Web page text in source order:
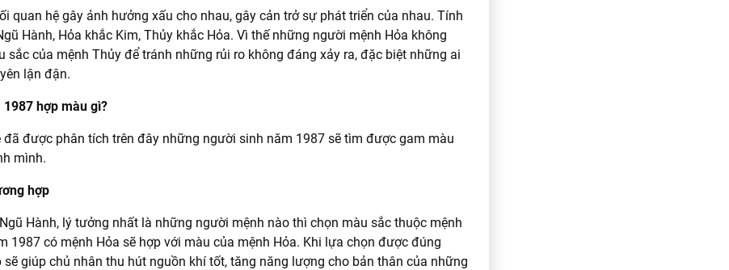
quan hệ gây ảnh hưởng xấu cho nhau, gây cản trở sự phát triển của nhau. Tính
Hành, Hỏa khắc Kim, Thủy khắc Hỏa. Vì thế những người mệnh Hỏa không
sắc của mệnh Thủy để tránh những rủi ro không đáng xảy ra, đặc biệt những ai
lận đận.
hợp màu gì?
được phân tích trên đây những người sinh năm 1987 sẽ tìm được gam màu
mình.
hợp
Hành, lý tưởng nhất là những người mệnh nào thì chọn màu sắc thuộc mệnh
1987 có mệnh Hỏa sẽ hợp với màu của mệnh Hỏa. Khi lựa chọn được đúng
sẽ giúp chủ nhân thu hút nguồn khí tốt, tăng năng lượng cho bản thân của những